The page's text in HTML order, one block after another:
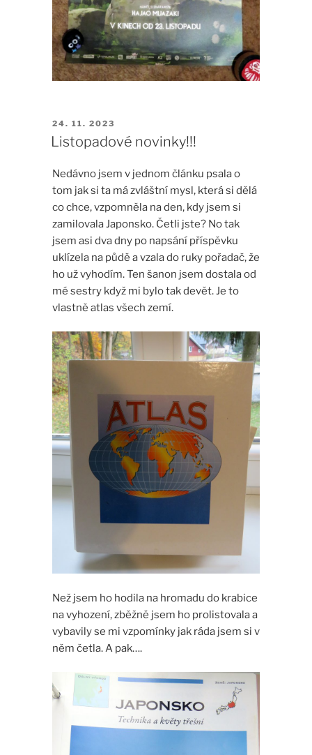
PUBLIKOVÁNO
24. 11. 2023
Listopadové novinky!!!
Nedávno jsem v jednom článku psala o
tom jak si ta má zvláštní mysl, která si dělá
co chce, vzpomněla na den, kdy jsem si
zamilovala Japonsko. Četli jste? No tak
jsem asi dva dny po napsání příspěvku
uklízela na půdě a vzala do ruky pořadač, že
ho už vyhodím. Ten šanon jsem dostala od
mé sestry když mi bylo tak devět. Je to
vlastně atlas všech zemí.
Než jsem ho hodila na hromadu do krabice
na vyhození, zběžně jsem ho prolistovala a
vybavily se mi vzpomínky jak ráda jsem si v
něm četla. A pak….